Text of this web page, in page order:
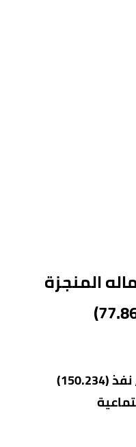
المنجزة
خلال عام 2025، والتي بلغت (150.234) نشاطا، استفاد منها أكثر من (77.866.200)
وقال معاون رئيس القسم كرار المحنه إن "قسم الشؤون الدينية التابع للعتبة الحسينية المقدسة، نفذ (150.234)